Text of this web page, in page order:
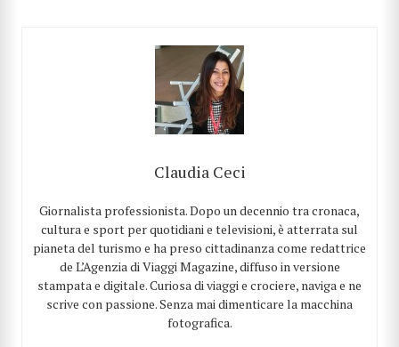
Claudia Ceci
Giornalista professionista. Dopo un decennio tra cronaca,
cultura e sport per quotidiani e televisioni, è atterrata sul
pianeta del turismo e ha preso cittadinanza come redattrice
de L’Agenzia di Viaggi Magazine, diffuso in versione
stampata e digitale. Curiosa di viaggi e crociere, naviga e ne
scrive con passione. Senza mai dimenticare la macchina
fotografica.